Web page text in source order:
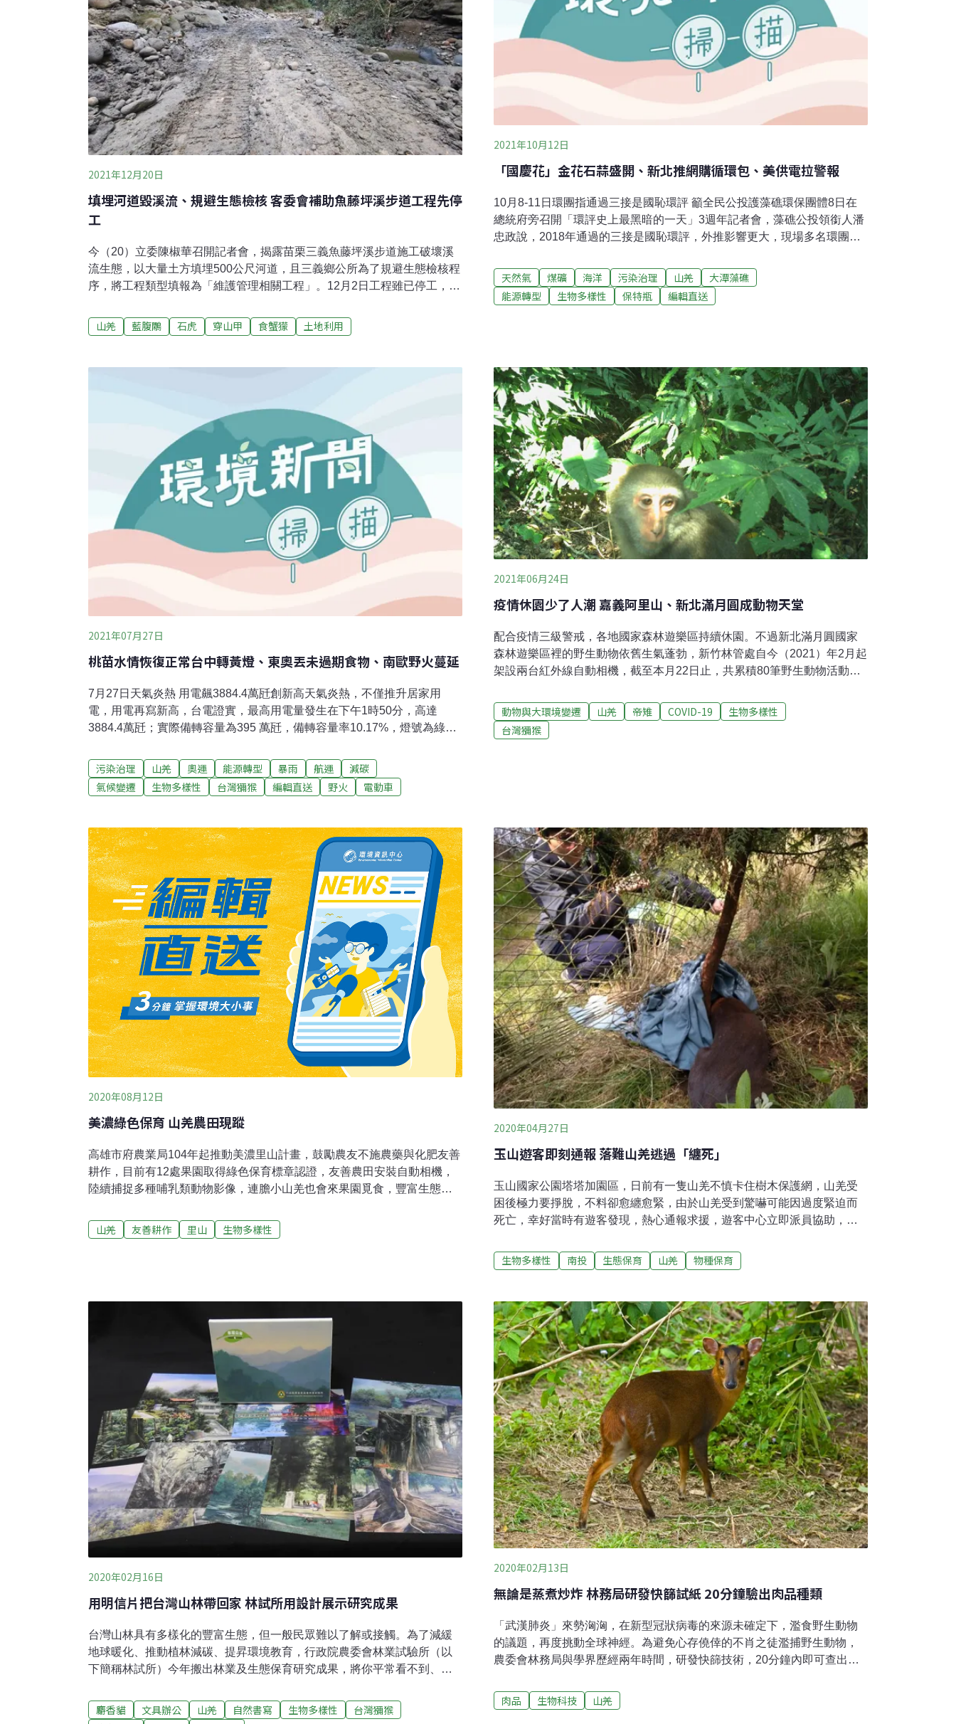
2021年12月20日
填埋河道毀溪流、規避生態檢核 客委會補助魚藤坪溪步道工程先停
工
今（20）立委陳椒華召開記者會，揭露苗栗三義魚藤坪溪步道施工破壞溪
流生態，以大量土方填埋500公尺河道，且三義鄉公所為了規避生態檢核程
序，將工程類型填報為「維護管理相關工程」。12月2日工程雖已停工，但
消，「再做下去整條秘境就毀了」。魚藤坪溪旁新建步道 環團揭三義鄉公
所規避生態檢核苗栗縣三義鄉的魚藤坪溪擁有自然壯麗的峽谷地形和深潭
費辦理的「三義鄉魚藤坪客家聚步道串聯工程」，打算新建吊橋棧道，串
除。荒野保護協會台中分會副分會長謝國發控訴，溪水千百年來洗鍊的巨
石深潭是大自然的珍貴禮物，但不當工程卻在幾天之內，就將千年的自然
景觀大肆破壞。且
山羌 藍腹鷴 石虎 穿山甲 食蟹獴 土地利用
2021年10月12日
「國慶花」金花石蒜盛開、新北推網購循環包、美供電拉警報
10月8-11日環團指通過三接是國恥環評 籲全民公投護藻礁環保團體8日在
總統府旁召開「環評史上最黑暗的一天」3週年記者會，藻礁公投領銜人潘
忠政說，2018年通過的三接是國恥環評，外推影響更大，現場多名環團人
公投護藻礁。經濟部次長曾文生重申，燃氣發電的碳排放僅約燃煤的一
半，中油第三天然氣接收站對我國能源轉型的推動不可或缺，在邁向淨零
碳排的過程更扮演著關鍵角色。（中央社、聯合報報導）離岸躉購風場最
有望簽署行政契約，屆時將正式對外公告，最後一席躉購風場由誰遞補卡
位。（自由財經報導）
天然氣 煤礦 海洋 污染治理 山羌
大潭藻礁
能源轉型
生物多樣性 保特瓶 編輯直送
2021年07月27日
桃苗水情恢復正常台中轉黃燈、東奧丟未過期食物、南歐野火蔓延
7月27日天氣炎熱 用電飆3884.4萬瓩創新高天氣炎熱，不僅推升居家用
電，用電再寫新高，台電證實，最高用電量發生在下午1時50分，高達
3884.4萬瓩；實際備轉容量為395 萬瓩，備轉容量率10.17%，燈號為綠
初判人為疏失核二廠2號機今發生反應爐急停事件，原能會稍早表示，經台
電初步判斷應是人為疏失，肇因仍在釐清中，目前無核安問題，後續將嚴
格審查台電檢討報告，才會核准再起動。（自由時報報導）
污染治理 山羌 奧運 能源轉型 暴雨 航運
減碳
氣候變遷
生物多樣性 台灣獼猴 編輯直送 野火 電動車
2021年06月24日
疫情休園少了人潮 嘉義阿里山、新北滿月圓成動物天堂
配合疫情三級警戒，各地國家森林遊樂區持續休園。不過新北滿月圓國家
森林遊樂區裡的野生動物依舊生氣蓬勃，新竹林管處自今（2021）年2月起
架設兩台紅外線自動相機，截至本月22日止，共累積80筆野生動物活動紀
台灣竹雞等3種鳥類。嘉義林管處近日也公布在阿里山國家森林遊樂區內拍
到的野生動物，休園期間雖然少了遊客，但是山羌、台灣獼猴、黑長尾
雉、酒紅朱雀等野生動物們紛紛自在的出來覓食，疫情讓許多野生動物迎
工作人員更於步道上發現平常只聞其聲，不見其影的台灣紫嘯鶇，另外青
蛇、黑冠麻鷺也都
動物與大環境變遷 山羌 帝雉 COVID-19
生物多樣性
台灣獼猴
2020年08月12日
美濃綠色保育 山羌農田現蹤
高雄市府農業局104年起推動美濃里山計畫，鼓勵農友不施農藥與化肥友善
耕作，目前有12處果園取得綠色保育標章認證，友善農田安裝自動相機，
陸續捕捉多種哺乳類動物影像，連膽小山羌也會來果園覓食，豐富生態讓
會組成輔導團隊，鼓勵山區農友加入友善耕作行列，並輔導申請綠色保育
標章。農業局輔導17戶農友投入友善耕作，12戶取得認證，在友善農田進
山羌 友善耕作 里山 生物多樣性
2020年04月27日
玉山遊客即刻通報 落難山羌逃過「纏死」
玉山國家公園塔塔加園區，日前有一隻山羌不慎卡住樹木保護網，山羌受
困後極力要掙脫，不料卻愈纏愈緊，由於山羌受到驚嚇可能因過度緊迫而
死亡，幸好當時有遊客發現，熱心通報求援，遊客中心立即派員協助，到
羌最後順利脫困，幸運逃過「纏死」劫難。
生物多樣性 南投 生態保育 山羌 物種保育
2020年02月16日
用明信片把台灣山林帶回家 林試所用設計展示研究成果
台灣山林具有多樣化的豐富生態，但一般民眾難以了解或接觸。為了減緩
地球暖化、推動植林減碳、提昇環境教育，行政院農委會林業試驗所（以
下簡稱林試所）今年搬出林業及生態保育研究成果，將你平常看不到、摸
試所所長張彬說，林試所雖然是百年老店，但是每年的研究成果豐碩，不
只是學術論文發表，更希望將各單位的研究成果、專業技術，透過規劃設
麝香貓 文具辦公 山羌 自然書寫 生物多樣性
台灣獼猴
2020年02月13日
無論是蒸煮炒炸 林務局研發快篩試紙 20分鐘驗出肉品種類
「武漢肺炎」來勢洶洶，在新型冠狀病毒的來源未確定下，濫食野生動物
的議題，再度挑動全球神經。為避免心存僥倖的不肖之徒濫捕野生動物，
農委會林務局與學界歷經兩年時間，研發快篩技術，20分鐘內即可查出肉
了原住民族傳統狩獵外，幾乎不需仰賴野生動物補給蛋白質。只是仍有少
數民眾基於競奢獵奇，導致商業捕獵野生動物時有所聞，而這常是導致野
肉品 生物科技 山羌